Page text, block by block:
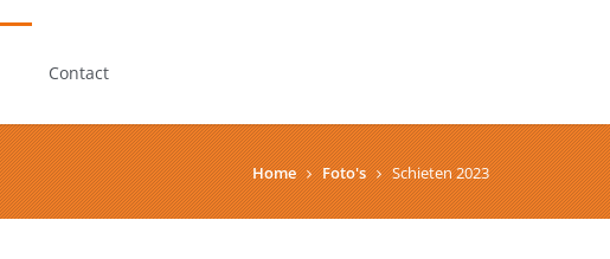
Contact
Home Foto's Schieten 2023